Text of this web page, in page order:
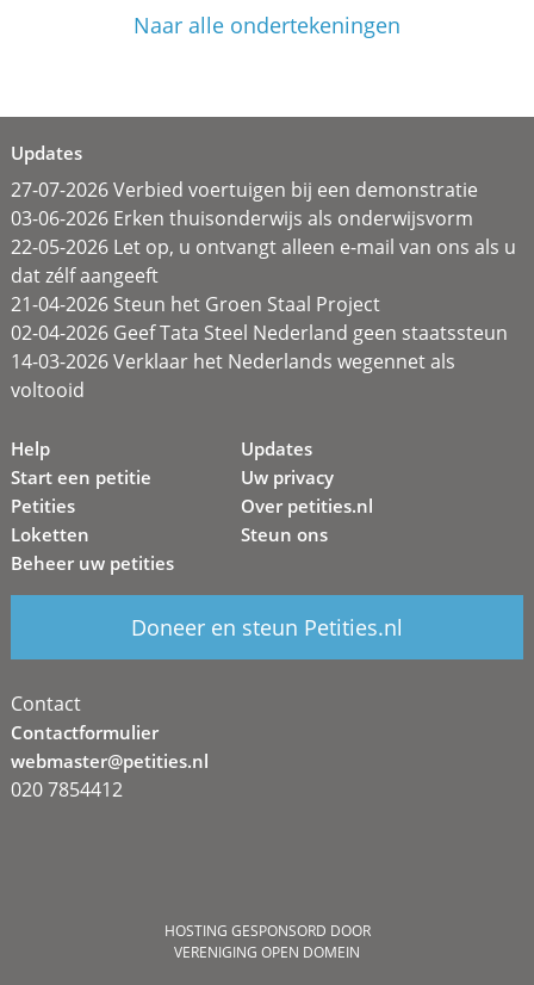
Naar alle ondertekeningen
Updates
27-07-2026 Verbied voertuigen bij een demonstratie
03-06-2026 Erken thuisonderwijs als onderwijsvorm
22-05-2026 Let op, u ontvangt alleen e-mail van ons als u
dat zélf aangeeft
21-04-2026 Steun het Groen Staal Project
02-04-2026 Geef Tata Steel Nederland geen staatssteun
14-03-2026 Verklaar het Nederlands wegennet als
voltooid
Help
Start een petitie
Petities
Loketten
Beheer uw petities
Updates
Uw privacy
Over petities.nl
Steun ons
Doneer en steun Petities.nl
Contact
Contactformulier
webmaster@petities.nl
020 7854412
HOSTING GESPONSORD DOOR
VERENIGING OPEN DOMEIN